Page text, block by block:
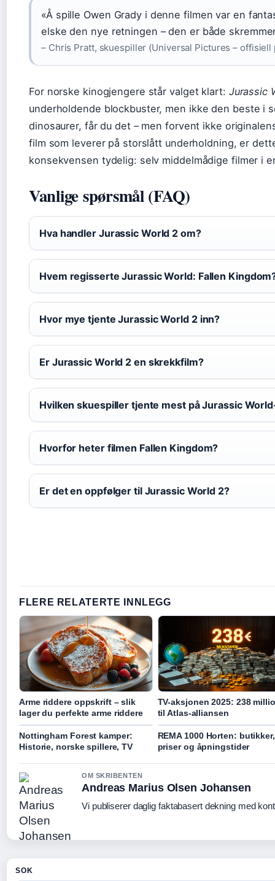
«Å spille Owen Grady i denne filmen var en
elske den nye retningen – den er både
– Chris Pratt, skuespiller (Universal Pictures –
For norske kinogjengere står valget klart: Jurassic
underholdende blockbuster, men ikke den beste i
dinosaurer, får du det – men forvent ikke
film som leverer på storslått underholdning, er
konsekvensen tydelig: selv middelmådige filmer i
Vanlige spørsmål (FAQ)
Hva handler Jurassic World 2 om?
Hvem regisserte Jurassic World: Fallen
Hvor mye tjente Jurassic World 2 inn?
Er Jurassic World 2 en skrekkfilm?
Hvilken skuespiller tjente mest på Jurassic
Hvorfor heter filmen Fallen Kingdom?
Er det en oppfølger til Jurassic World 2?
FLERE RELATERTE INNLEGG
Arme riddere oppskrift – slik
lager du perfekte arme riddere
TV-aksjonen 2025: 238
til Atlas-alliansen
Nottingham Forest kamper:
Historie, norske spillere, TV
REMA 1000 Horten: butikker,
priser og åpningstider
OM SKRIBENTEN
Andreas Marius Olsen Johansen
Vi publiserer daglig faktabasert dekning med
SOK